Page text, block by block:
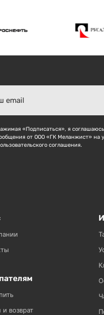
«Подписаться», я
от ООО «ГК Меланжист» на
соглашения.
возврат